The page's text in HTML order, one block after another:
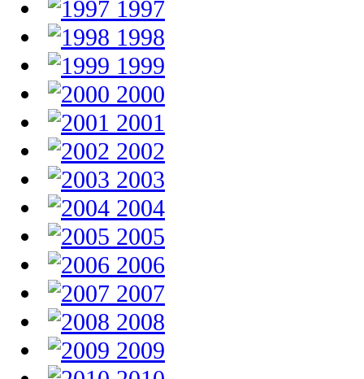
1997
1998
1999
2000
2001
2002
2003
2004
2005
2006
2007
2008
2009